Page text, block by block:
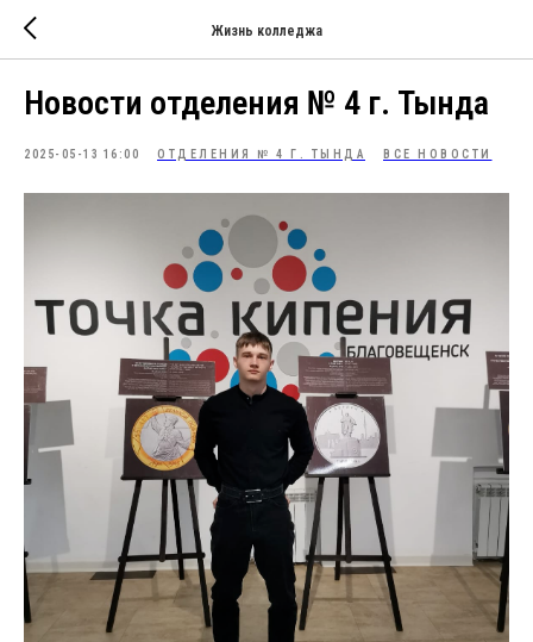
Жизнь колледжа
Новости отделения № 4 г. Тында
2025-05-13 16:00 ОТДЕЛЕНИЯ № 4 Г. ТЫНДА ВСЕ НОВОСТИ